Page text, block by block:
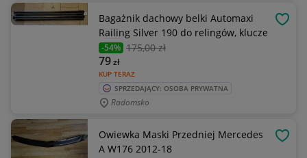
Bagażnik dachowy belki Automaxi
Railing Silver 190 do relingów, klucze
-54% 175,00 zł
KUP TERAZ
79zł
SPRZEDAJĄCY: OSOBA PRYWATNA
Radomsko
Owiewka Maski Przedniej Mercedes
A W176 2012-18